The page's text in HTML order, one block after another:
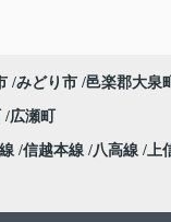
みどり市 邑楽郡大泉
広瀬町
信越本線 八高線 上